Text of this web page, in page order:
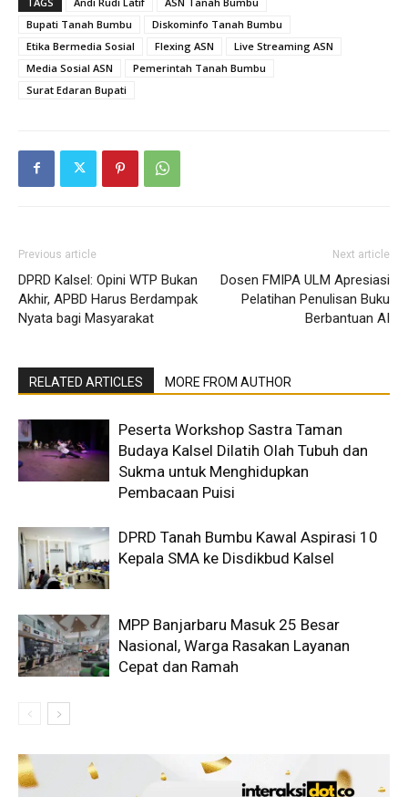
Bupati Tanah Bumbu
Diskominfo Tanah Bumbu
Etika Bermedia Sosial
Flexing ASN
Live Streaming ASN
Media Sosial ASN
Pemerintah Tanah Bumbu
Surat Edaran Bupati
Previous article
DPRD Kalsel: Opini WTP Bukan
Akhir, APBD Harus Berdampak
Nyata bagi Masyarakat
Next article
Dosen FMIPA ULM Apresiasi
Pelatihan Penulisan Buku
Berbantuan AI
RELATED ARTICLES MORE FROM AUTHOR
Peserta Workshop Sastra Taman
Budaya Kalsel Dilatih Olah Tubuh dan
Sukma untuk Menghidupkan
Pembacaan Puisi
DPRD Tanah Bumbu Kawal Aspirasi 10
Kepala SMA ke Disdikbud Kalsel
MPP Banjarbaru Masuk 25 Besar
Nasional, Warga Rasakan Layanan
Cepat dan Ramah